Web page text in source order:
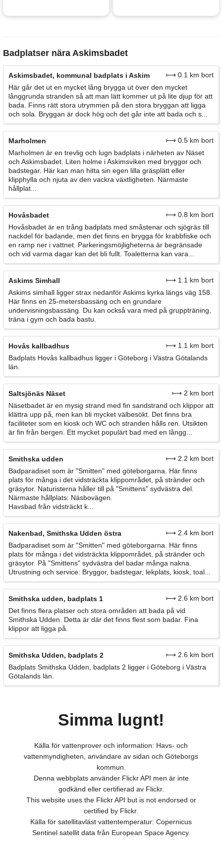
Badplatser nära Askimsbadet
Askimsbadet, kommunal badplats i Askim
⟼ 0.1 km bort
Här går det ut en mycket lång brygga ut över den mycket
långgrunda stranden så att man lätt kommer ut på lite djup för att
bada. Finns rätt stora utrymmen på den stora bryggan att ligga
och sola. Bryggan är dock hög och det går inte att bada och s...
Marholmen
⟼ 0.5 km bort
Marholmen är en trevlig och lugn badplats i närheten av Näset
och Askimsbadet. Liten holme i Askimsviken med bryggor och
badstegar. Här kan man hitta sin egen lilla gräsplätt eller
klipphylla och njuta av den vackra växtligheten. Närmaste
hållplat...
Hovåsbadet
⟼ 0.8 km bort
Hovåsbadet är en trång badplats med småstenar och sjögräs till
nackdel för badande, men det finns en brygga för krabbfiske och
en ramp ner i vattnet. Parkeringsmöjligheterna är begränsade
och vid varma dagar kan det bli fullt. Toaletterna kan vara...
Askims Simhall
⟼ 1.1 km bort
Askims simhall ligger strax nedanför Askims kyrka längs väg 158.
Här finns en 25-metersbassäng och en grundare
undervisningsbassäng. Du kan också vara med på gruppträning,
träna i gym och bada bastu.
Hovås kallbadhus
⟼ 1.1 km bort
Badplats Hovås kallbadhus ligger i Göteborg i Västra Götalands
län.
Saltsjönäs Näset
⟼ 2 km bort
Näsetbadet är en mysig strand med fin sandstrand och klippor att
klättra upp på, men kan bli mycket välbesökt. Det finns bra
faciliteter som en kiosk och WC och stranden hålls ren. Utsikten
är fin från bergen. Ett mycket populärt bad med en långg...
Smithska udden
⟼ 2.2 km bort
Badparadiset som är "Smitten" med göteborgarna. Här finns
plats för många i det vidsträckta klippområdet, på stränder och
gräsytor. Naturisterna håller till på "Smittens" sydvästra del.
Närmaste hållplats: Näsbovägen.
Havsbad från vidsträckt k...
Nakenbad, Smithska Udden östra
⟼ 2.4 km bort
Badparadiset som är "Smitten" med göteborgarna. Här finns
plats för många i det vidsträckta klippområdet, på stränder och
gräsytor. På "Smittens" sydvästra del badar många nakna.
Utrustning och service: Bryggor, badstegar, lekplats, kiosk, toal...
Smithska udden, badplats 1
⟼ 2.6 km bort
Det finns flera platser och stora områden att bada på vid
Smithska Udden. Detta är där det finns flest som badar. Fina
klippor att ligga på.
Smithska Udden, badplats 2
⟼ 2.6 km bort
Badplats Smithska Udden, badplats 2 ligger i Göteborg i Västra
Götalands län.
Simma lugnt!
Källa för vattenprover och information: Havs- och
vattenmyndigheten, användare av sidan och Göteborgs
kommun.
Denna webbplats använder Flickr API men är inte
godkänd eller certifierad av Flickr.
This website uses the Flickr API but is not endorsed or
certified by Flickr.
Källa för satellitavläst vattentemperatur: Copernicus
Sentinel satellit data från European Space Agency.